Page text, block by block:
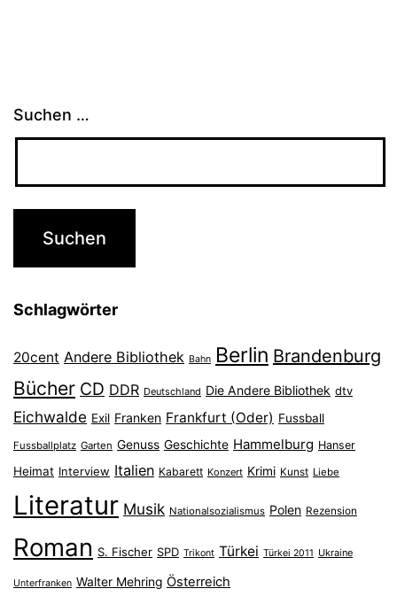
Suchen …
Schlagwörter
20cent Andere Bibliothek Bahn Berlin Brandenburg
Bücher CD DDR Deutschland Die Andere Bibliothek dtv
Eichwalde Exil Franken Frankfurt (Oder) Fussball
Fussballplatz Garten Genuss Geschichte Hammelburg Hanser
Heimat Interview Italien Kabarett Konzert Krimi Kunst Liebe
Literatur Musik Nationalsozialismus Polen Rezension
Roman S. Fischer SPD Trikont Türkei Türkei 2011 Ukraine
Unterfranken Walter Mehring Österreich